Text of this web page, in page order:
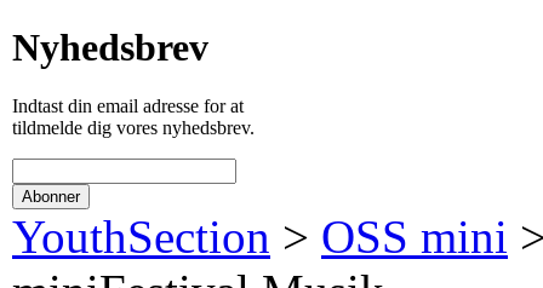
Nyhedsbrev
Indtast din email adresse for at
tildmelde dig vores nyhedsbrev.
YouthSection > OSS mini